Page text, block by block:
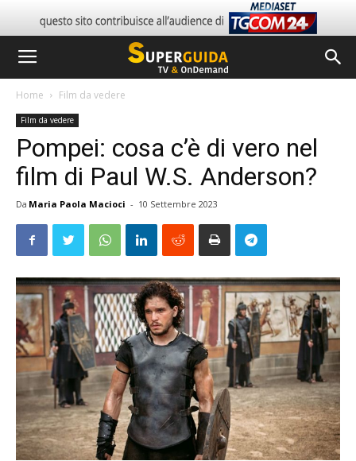
Home Film da vedere
Film da vedere
Pompei: cosa c’è di vero nel
film di Paul W.S. Anderson?
Da Maria Paola Macioci - 10 Settembre 2023